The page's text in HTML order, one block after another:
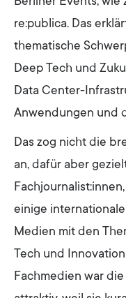
re:publica. Das
thematische
Deep Tech und
Data Center-
Anwendungen und
Das zog nicht die
an, dafür aber
einige
Medien mit den
Tech und
Fachmedien war